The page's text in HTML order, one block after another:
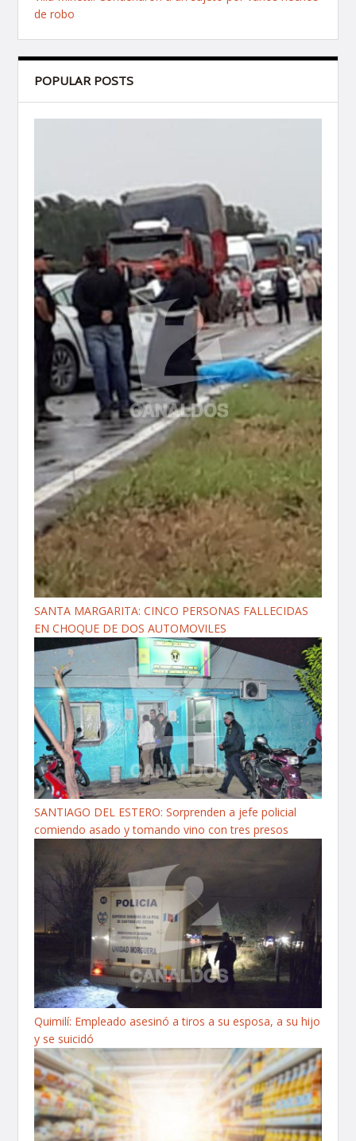
de robo
POPULAR POSTS
SANTA MARGARITA: CINCO PERSONAS FALLECIDAS
EN CHOQUE DE DOS AUTOMOVILES
SANTIAGO DEL ESTERO: Sorprenden a jefe policial
comiendo asado y tomando vino con tres presos
Quimilí: Empleado asesinó a tiros a su esposa, a su hijo
y se suicidó